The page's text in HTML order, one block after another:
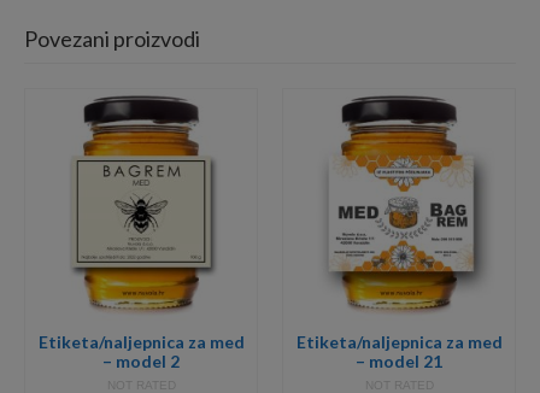
Povezani proizvodi
Etiketa/naljepnica za med
– model 2
NOT RATED
Etiketa/naljepnica za med
– model 21
NOT RATED